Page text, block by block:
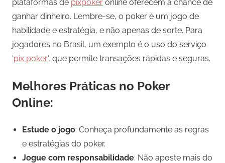
plataformas de pixpoker online oferecem a chance de
ganhar dinheiro. Lembre-se, o poker é um jogo de
habilidade e estratégia, e não apenas de sorte. Para
jogadores no Brasil, um exemplo é o uso do serviço
‘pix poker‘, que permite transações rápidas e seguras.
Melhores Práticas no Poker
Online:
Estude o jogo: Conheça profundamente as regras
e estratégias do poker.
Jogue com responsabilidade: Não aposte mais do